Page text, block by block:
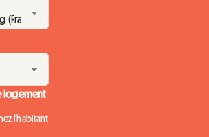
logement
l'habitant